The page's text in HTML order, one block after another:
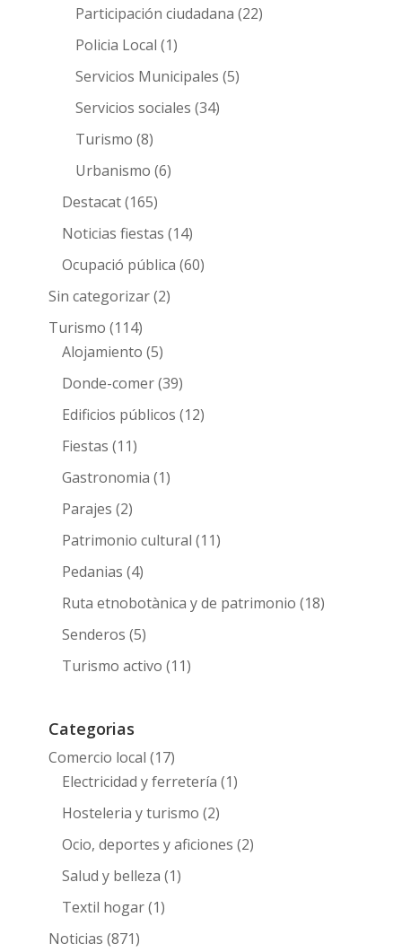
Participación ciudadana (22)
Policia Local (1)
Servicios Municipales (5)
Servicios sociales (34)
Turismo (8)
Urbanismo (6)
Destacat(165)
Noticias fiestas (14)
Ocupació pública (60)
Sin categorizar(2)
Turismo (114)
Alojamiento (5)
Donde-comer(39)
Edificios públicos (12)
Fiestas (11)
Gastronomia (1)
Parajes (2)
Patrimonio cultural (11)
Pedanias (4)
Ruta etnobotànica y de patrimonio (18)
Senderos (5)
Turismo activo (11)
Categorias
Comercio local (17)
Electricidad y ferretería (1)
Hosteleria y turismo (2)
Ocio, deportes y aficiones (2)
Salud y belleza (1)
Textil hogar(1)
Noticias (871)